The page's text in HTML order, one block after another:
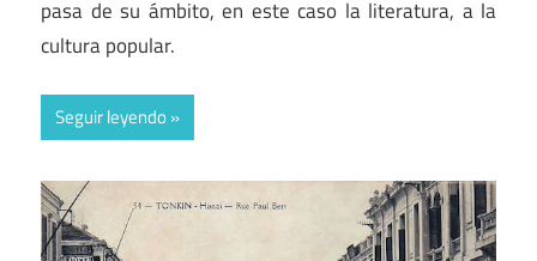
pasa de su ámbito, en este caso la literatura, a la
cultura popular.
Seguir leyendo